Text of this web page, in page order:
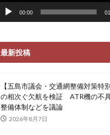
00:00
最新投稿
【五島市議会・交通網整備対策特
の相次ぐ欠航を検証 ATR機の不具
整備体制などを議論
2026年8月7日